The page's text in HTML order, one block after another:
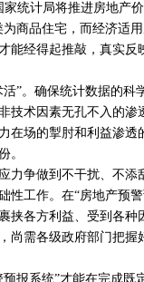
计局将推进房地产价
商品住宅，而经济适
能经得起推敲，真实反
。确保统计数据的科
术因素无孔不入的渗
场的掣肘和利益渗透
。
争做到不干扰、不添
工作。在“房地产预
挟各方利益、受到各
尚需各级政府部门把握
系统”才能在完成既